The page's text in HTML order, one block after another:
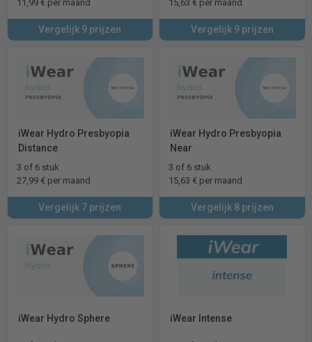
11,99 € per maand
Vergelijk 9 prijzen
15,63 € per maand
Vergelijk 9 prijzen
iWear Hydro Presbyopia
Distance
3 of 6 stuk
27,99 € per maand
Vergelijk 7 prijzen
iWear Hydro Presbyopia
Near
3 of 6 stuk
15,63 € per maand
Vergelijk 8 prijzen
iWear Hydro Sphere iWear Intense